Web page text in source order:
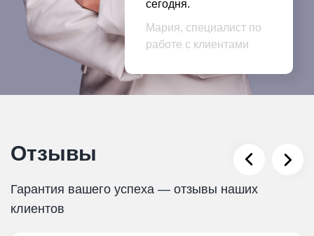
сегодня.
Мария, специалист по
работе с клиентами
Отзывы
Гарантия вашего успеха — отзывы наших
клиентов